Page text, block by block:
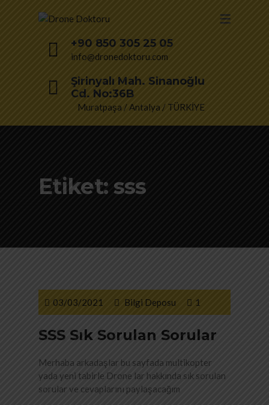
+90 850 305 25 05
info@dronedoktoru.com
Şirinyalı Mah. Sinanoğlu
Cd. No:36B
Muratpaşa / Antalya / TÜRKİYE
Etiket: sss
03/03/2021 Bilgi Deposu 1
SSS Sık Sorulan Sorular
Merhaba arkadaşlar bu sayfada multikopter
yada yeni tabirle Drone lar hakkında sık sorulan
sorular ve cevaplarını paylaşacağım